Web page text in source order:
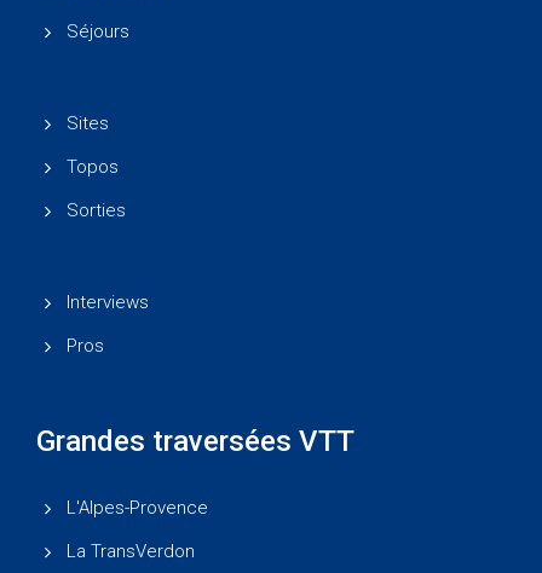
Séjours
Sites
Topos
Sorties
Interviews
Pros
Grandes traversées VTT
L'Alpes-Provence
La TransVerdon